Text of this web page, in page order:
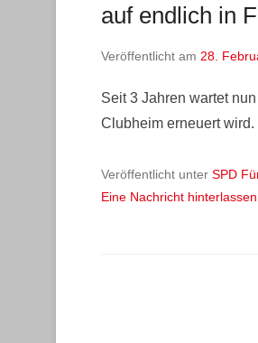
auf endlich in
Veröffentlicht am 28.
Seit 3 Jahren wartet
Clubheim erneuert
Veröffentlicht unter SPD
Eine Nachricht hinterlassen